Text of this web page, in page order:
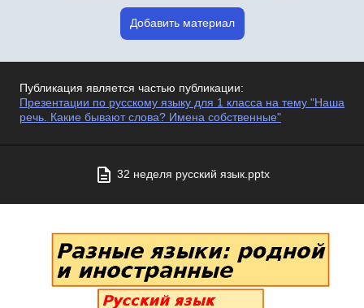
Добавить материал
Публикация является частью публикации:
Презентации по русскому языку для 1 класса на тему "Наша
речь. Какие бывают слова? Имена собственные"
32 неделя русский язык.pptx